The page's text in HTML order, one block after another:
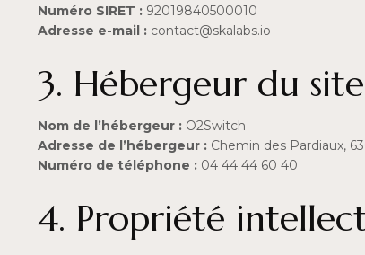
Numéro SIRET : 92019840500010
Adresse e-mail : contact@skalabs.io
3. Hébergeur du site
Nom de l’hébergeur : O2Switch
Adresse de l’hébergeur : Chemin des Pardiaux,
Numéro de téléphone : 04 44 44 60 40
4. Propriété